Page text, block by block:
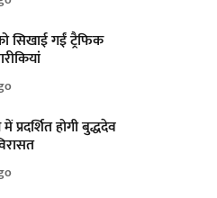
सिखाई गईं ट्रैफिक
प्रदर्शित होगी बुद्धदेव